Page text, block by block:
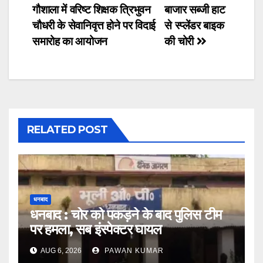
navigation
बाजार सब्जी हाट
से स्प्लेंडर बाइक
की चोरी
गौशाला में वरिष्ट शिक्षक त्रिभुवन
चौधरी के सेवानिवृत्त होने पर विदाई
समारोह का आयोजन
RELATED POST
धनबाद
धनबाद : चोर को पकड़ने के बाद पुलिस टीम
पर हमला, सब इंस्पेक्टर घायल
AUG 6, 2026 PAWAN KUMAR